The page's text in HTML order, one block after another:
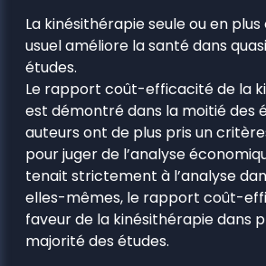
La kinésithérapie seule ou en
usuel améliore la santé dans
études.
Le rapport coût-efficacité de la
est démontré dans la moitié des
auteurs ont de plus pris un
pour juger de l’analyse
tenait strictement à l’analyse
elles-mêmes, le rapport coût-
faveur de la kinésithérapie dans
majorité des études.